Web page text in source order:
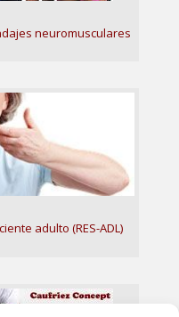
neuromusculares
adulto (RES-ADL)